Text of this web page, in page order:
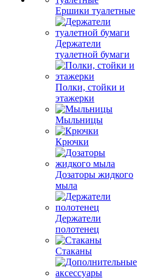
Ершики туалетные
Держатели
туалетной бумаги
Полки, стойки и
этажерки
Мыльницы
Крючки
Дозаторы жидкого
мыла
Держатели
полотенец
Стаканы